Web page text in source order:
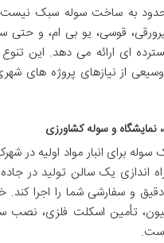
به ساخت سوله سبک نیست،
قوسی، یو بی ام، و
ای ارائه می دهد. این
از نیازهای پروژه های
نمایشگاه و سوله کشاورزی
برای انبار مواد اولیه در
اندازی یک سالن تولید در
و سفارشی شما را اجرا کند.
تأمین اسکلت فلزی، نصب